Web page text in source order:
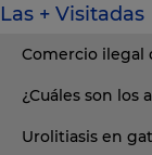
Las + Visitadas
Comercio ilegal
¿Cuáles son los
Urolitiasis en